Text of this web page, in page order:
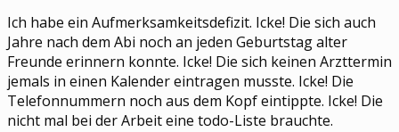
Ich habe ein Aufmerksamkeitsdefizit. Icke! Die sich auch
Jahre nach dem Abi noch an jeden Geburtstag alter
Freunde erinnern konnte. Icke! Die sich keinen Arzttermin
jemals in einen Kalender eintragen musste. Icke! Die
Telefonnummern noch aus dem Kopf eintippte. Icke! Die
nicht mal bei der Arbeit eine todo-Liste brauchte.